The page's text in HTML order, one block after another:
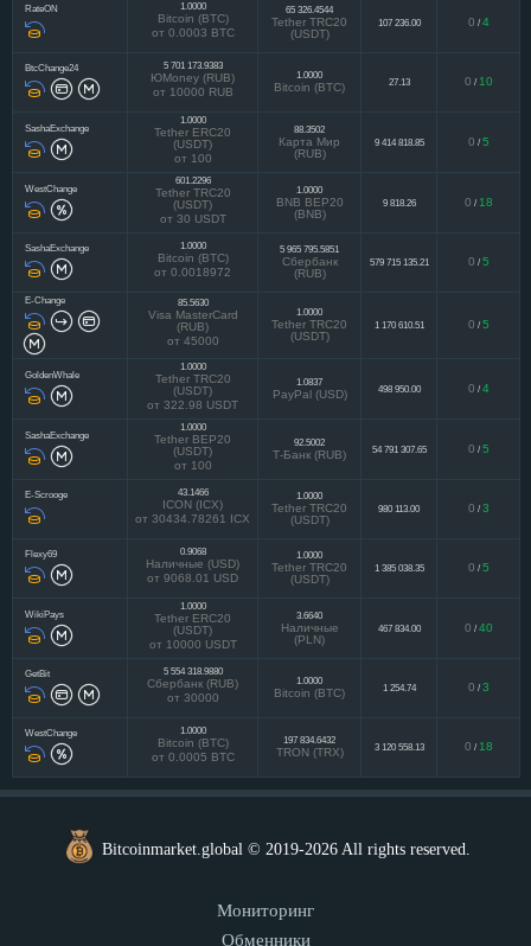
RateON 1.0000
Bitcoin (BTC)
от 0.0003 BTC
65 326.4544
Tether TRC20
(USDT)
107 236.00 0 / 4
BtcChange24 5 701 173.9383
ЮMoney (RUB)
от 10000 RUB
1.0000
Bitcoin (BTC) 27.13 0 / 10
SashaExchange
1.0000
Tether ERC20
(USDT)
от 100
88.3502
Карта Мир
(RUB)
9 414 818.85 0 / 5
WestChange
601.2296
Tether TRC20
(USDT)
от 30 USDT
1.0000
BNB BEP20
(BNB)
9 818.26 0 / 18
SashaExchange 1.0000
Bitcoin (BTC)
от 0.0018972
5 965 795.5851
Сбербанк
(RUB)
579 715 135.21 0 / 5
E-Change 85.5630
Visa MasterCard
(RUB)
от 45000
1.0000
Tether TRC20
(USDT)
1 170 610.51 0 / 5
GoldenWhale
1.0000
Tether TRC20
(USDT)
от 322.98 USDT
1.0837
PayPal (USD) 498 950.00 0 / 4
SashaExchange
1.0000
Tether BEP20
(USDT)
от 100
92.5002
Т-Банк (RUB) 54 791 307.65 0 / 5
E-Scrooge 43.1466
ICON (ICX)
от 30434.78261 ICX
1.0000
Tether TRC20
(USDT)
980 113.00 0 / 3
Flexy69 0.9068
Наличные (USD)
от 9068.01 USD
1.0000
Tether TRC20
(USDT)
1 385 038.35 0 / 5
WikiPays
1.0000
Tether ERC20
(USDT)
от 10000 USDT
3.6640
Наличные
(PLN)
467 834.00 0 / 40
GetBit 5 554 318.9880
Сбербанк (RUB)
от 30000
1.0000
Bitcoin (BTC) 1 254.74 0 / 3
WestChange 1.0000
Bitcoin (BTC)
от 0.0005 BTC
197 834.6432
TRON (TRX) 3 120 558.13 0 / 18
Bitcoinmarket.global © 2019-2026 All rights reserved.
Мониторинг
Обменники